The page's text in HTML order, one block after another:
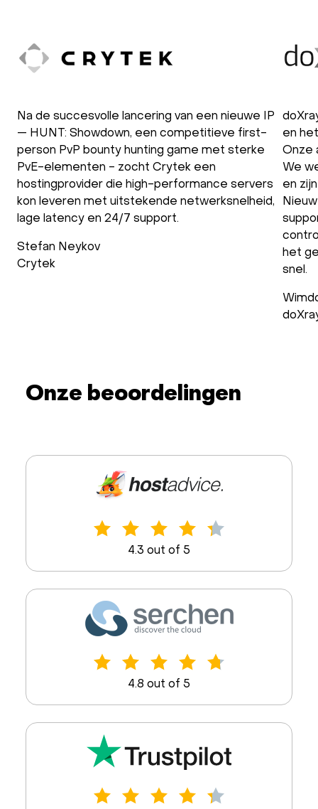
Na de succesvolle lancering van een nieuwe IP
— HUNT: Showdown, een competitieve first-
person PvP bounty hunting game met sterke
PvE-elementen - zocht Crytek een
hostingprovider die high-performance servers
kon leveren met uitstekende netwerksnelheid,
lage latency en 24/7 support.
Stefan Neykov
Crytek
en
Onze
We
en
het
snel.
Onze beoordelingen
4.3 out of 5
4.8 out of 5